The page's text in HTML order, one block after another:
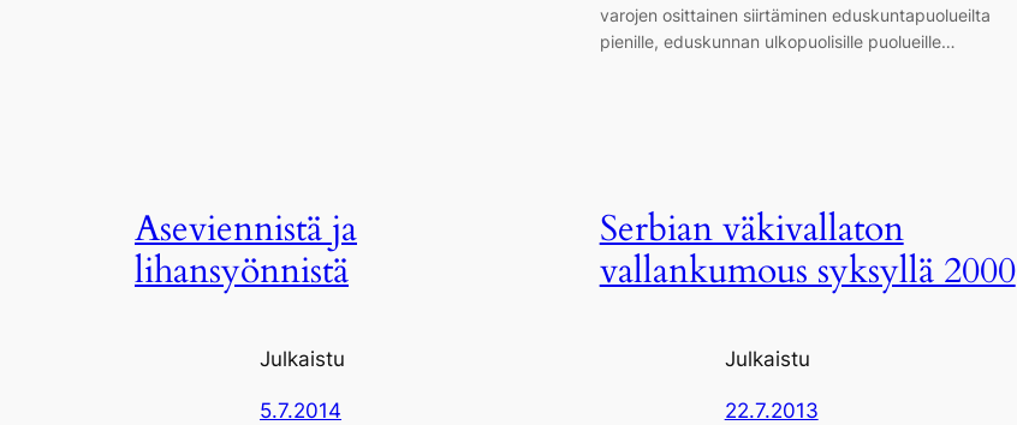
varojen osittainen siirtäminen eduskuntapuolueilta
pienille, eduskunnan ulkopuolisille puolueille…
Aseviennistä ja
lihansyönnistä
Julkaistu
5.7.2014
Serbian väkivallaton
vallankumous syksyllä 2000
Julkaistu
22.7.2013